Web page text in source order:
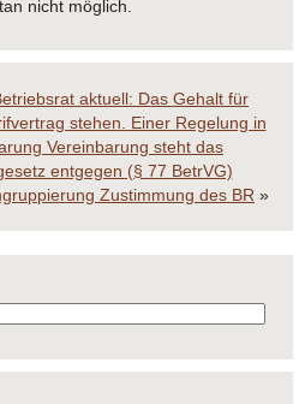
nicht möglich.
aktuell: Das Gehalt für
stehen. Einer Regelung in
Vereinbarung steht das
entgegen (§ 77 BetrVG)
Zustimmung des BR »